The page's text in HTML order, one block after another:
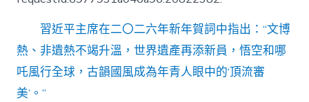
風
頂
流
審
美
專
習近平主席在二〇二六年新年賀詞中指出：“文博
熱、非遺熱不竭升溫，世界遺產再添新員，悟空和哪
吒風行全球，古韻國風成為年青人眼中的‘頂流審
美’。”